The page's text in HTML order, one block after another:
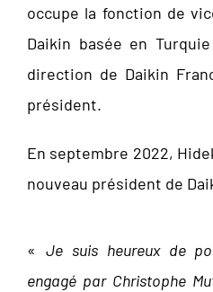
occupe la fonction de
Daikin basée en
direction de Daikin
président.
En septembre 2022,
nouveau président de
« Je suis heureux de
engagé par Christophe